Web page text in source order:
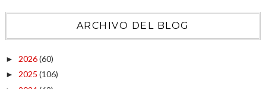
ARCHIVO DEL BLOG
► 2026(60)
► 2025 (106)